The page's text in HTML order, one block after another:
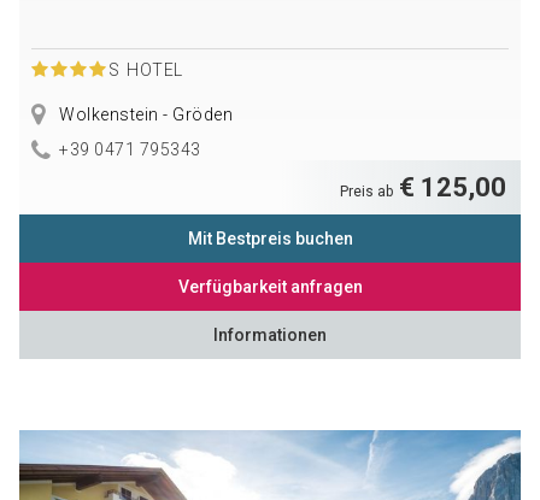
S HOTEL
Wolkenstein - Gröden
+39 0471 795343
Preis ab € 125,00
Mit Bestpreis buchen
Verfügbarkeit anfragen
Informationen